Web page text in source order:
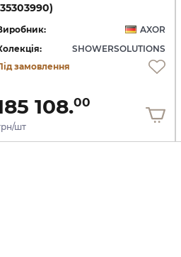
AXOR
SHOWERSOLUTIONS
замовлення
108.00
шт